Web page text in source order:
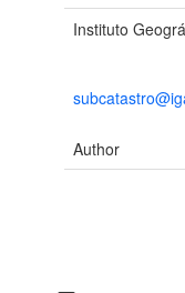
Instituto
Author